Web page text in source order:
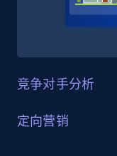
Post id, URL,
name, and more.
竞争对手分析
策略优化
定向营销